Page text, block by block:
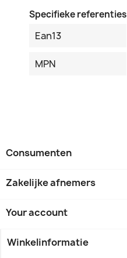
Specifieke referenties
Ean13
MPN
Consumenten
Zakelijke afnemers
Your account
Winkelinformatie